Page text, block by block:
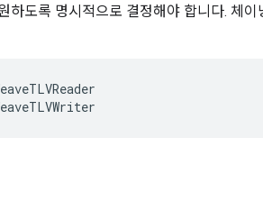
하도록 명시적으로 결정해야 합니다. 체